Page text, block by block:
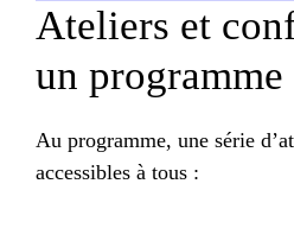
Ateliers et
un programme
Au programme, une série
accessibles à tous :